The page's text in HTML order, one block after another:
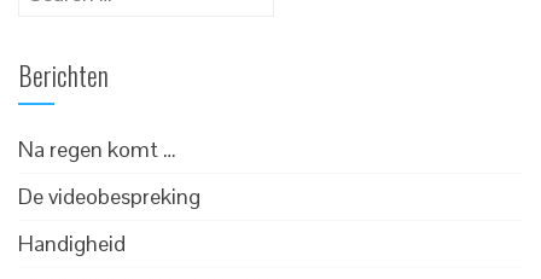
Berichten
Na regen komt …
De videobespreking
Handigheid